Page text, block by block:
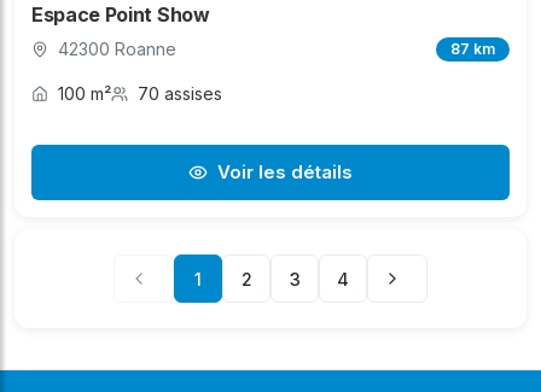
Espace Point Show
42300 Roanne 87 km
100 m² 70 assises
Voir les détails
1 2 3 4